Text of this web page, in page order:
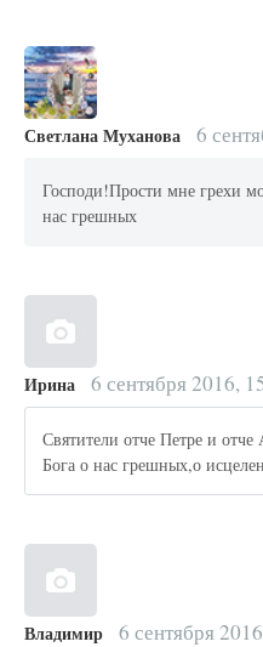
Светлана Муханова 6
Господи!Прости мне грехи
нас грешных
Ирина 6 сентября 2016,
Святители отче Петре и
Бога о нас грешных,о
Владимир 6 сентября